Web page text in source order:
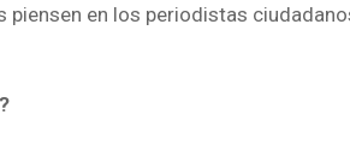
piensen en los periodistas